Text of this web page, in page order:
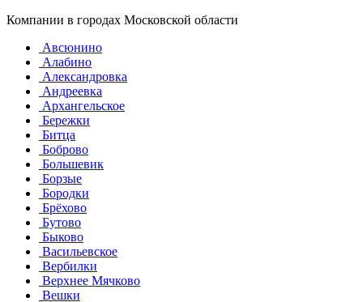
Компании в городах Московской области
Авсюнино
Алабино
Александровка
Андреевка
Архангельское
Бережки
Битца
Боброво
Большевик
Борзые
Бородки
Брёхово
Бутово
Быково
Васильевское
Вербилки
Верхнее Мячково
Вешки